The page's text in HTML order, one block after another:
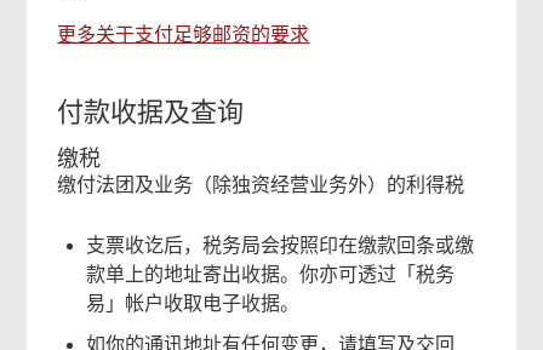
更多关于支付足够邮资的要求
付款收据及查询
缴税
缴付法团及业务（除独资经营业务外）的利得税
支票收讫后，税务局会按照印在缴款回条或缴
款单上的地址寄出收据。你亦可透过「税务
易」帐户收取电子收据。
如你的通讯地址有任何变更，请填写及交回